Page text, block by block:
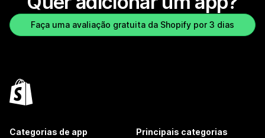
Faça uma avaliação gratuita da Shopify por 3 dias
Categorias de app Principais categorias